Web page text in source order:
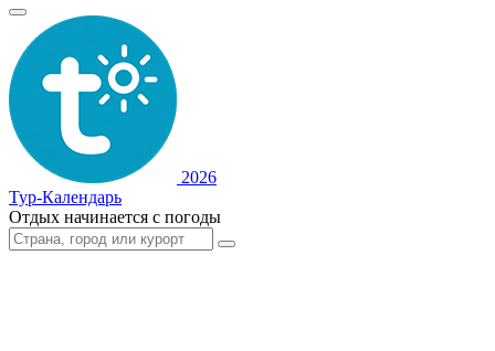
2026
Тур-Календарь
Отдых начинается с погоды